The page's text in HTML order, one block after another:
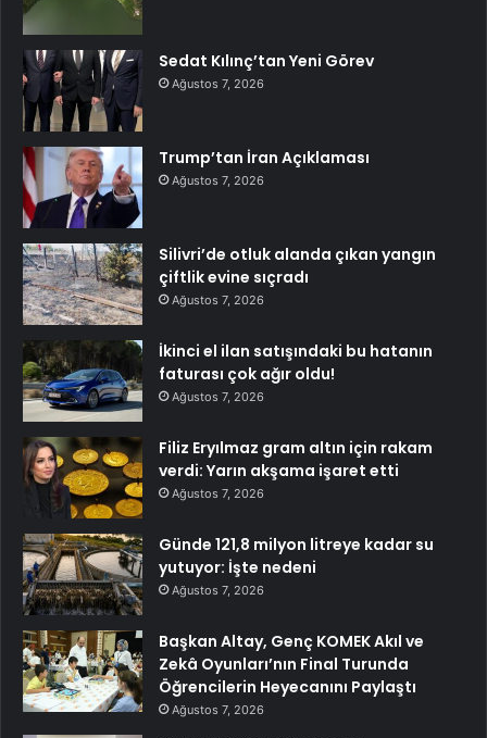
Sedat Kılınç’tan Yeni Görev
Ağustos 7, 2026
Trump’tan İran Açıklaması
Ağustos 7, 2026
Silivri’de otluk alanda çıkan yangın
çiftlik evine sıçradı
Ağustos 7, 2026
İkinci el ilan satışındaki bu hatanın
faturası çok ağır oldu!
Ağustos 7, 2026
Filiz Eryılmaz gram altın için rakam
verdi: Yarın akşama işaret etti
Ağustos 7, 2026
Günde 121,8 milyon litreye kadar su
yutuyor: İşte nedeni
Ağustos 7, 2026
Başkan Altay, Genç KOMEK Akıl ve
Zekâ Oyunları’nın Final Turunda
Öğrencilerin Heyecanını Paylaştı
Ağustos 7, 2026